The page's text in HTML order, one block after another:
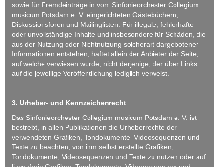
sowie für Fremdeinträge in vom Sinfonieorchester Collegium
musicum Potsdam e. V. eingerichteten Gästebüchern,
Diskussionsforen und Mailinglisten. Für illegale, fehlerhafte
oder unvollständige Inhalte und insbesondere für Schäden, die
aus der Nutzung oder Nichtnutzung solcherart dargebotener
Informationen entstehen, haftet allein der Anbieter der Seite,
auf welche verwiesen wurde, nicht derjenige, der über Links
auf die jeweilige Veröffentlichung lediglich verweist.
3. Urheber- und Kennzeichenrecht
Das Sinfonieorchester Collegium musicum Potsdam e. V. ist
bestrebt, in allen Publikationen die Urheberrechte der
verwendeten Grafiken, Tondokumente, Videosequenzen und
Texte zu beachten, von ihm selbst erstellte Grafiken,
Tondokumente, Videosequenzen und Texte zu nutzen oder auf